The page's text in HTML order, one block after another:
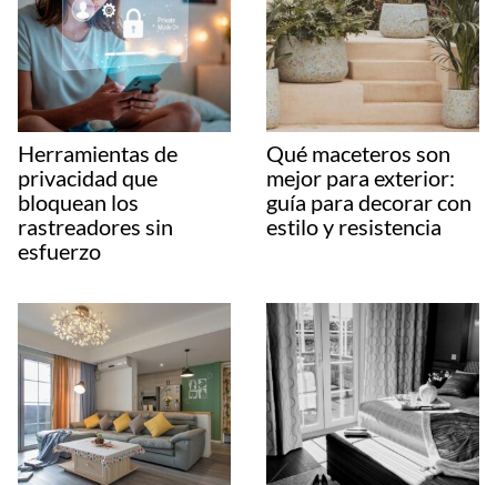
Herramientas de
privacidad que
bloquean los
rastreadores sin
esfuerzo
Qué maceteros son
mejor para exterior:
guía para decorar con
estilo y resistencia